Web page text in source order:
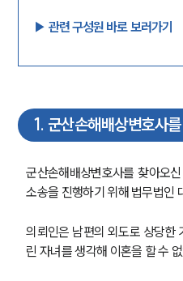
▶︎ 관련 구성원 바로 보러가기
1 . 군산손해배상변호사
군산손해배상변호사를 찾아오
소송을 진행하기 위해 법무법인
의뢰인은 남편의 외도로 상당한
린 자녀를 생각해 이혼을 할 수